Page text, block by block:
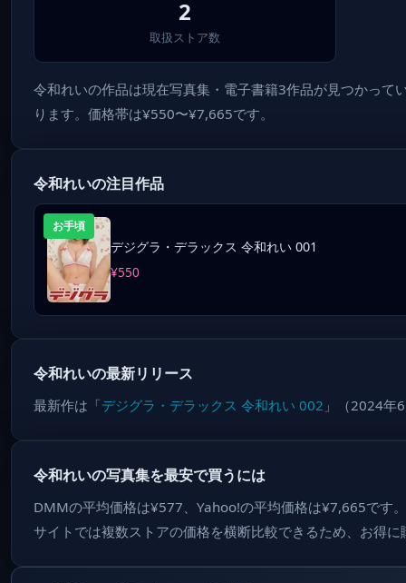
2
取扱ストア数
令和れいの作品は現在写真集・電子書籍3作品が見つかって
ります。価格帯は¥550〜¥7,665です。
令和れいの注目作品
お手頃
デジグラ・デラックス 令和れい 001
¥550
令和れいの最新リリース
最新作は「デジグラ・デラックス 令和れい 002 」（2024年
令和れいの写真集を最安で買うには
DMMの平均価格は¥577、Yahoo!の平均価格は¥7,665です
サイトでは複数ストアの価格を横断比較できるため、お得に